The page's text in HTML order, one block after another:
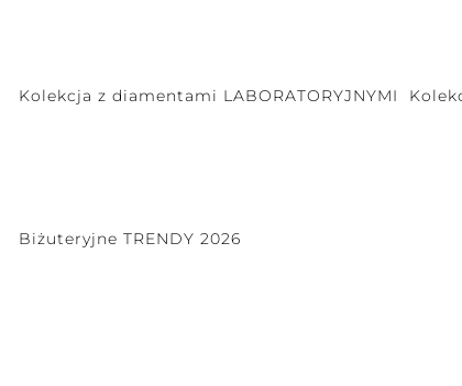
Kolekcja z diamentami LABORATORYJNYMI
Biżuteryjne TRENDY 2026